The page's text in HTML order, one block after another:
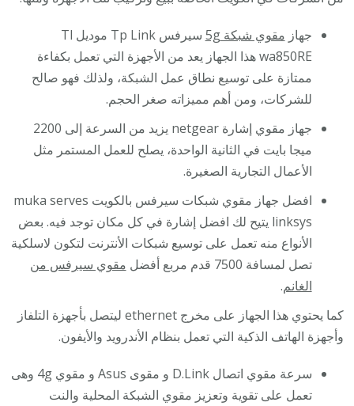
جهاز مقوي شبكة 5g
سيرفس Tp Link موديل Tl
wa850RE هذا الجهاز يعد من الأجهزة التي تعمل بكفاءة
ممتازة على توسيع نطاق عمل الشبكة، ولذلك فهو صالح
للشركات، ومن أهم مميزاته صغر الحجم.
جهاز مقوي إشارة netgear يزيد من السرعة إلى 2200
ميجا بايت في الثانية الواحدة، يصلح للعمل المستمر مثل
الأعمال التجارية الصغيرة.
افضل جهاز مقوي شبكات سيرفس بالكويت muka serves
linksys يتيح لك افضل إشارة في كل مكان توجد فيه. بعض
الأنواع منه تعمل على توسيع شبكات الأنترنت لتكون لاسلكية
تصل لمسافة 7500 قدم مربع أفضل
مقوي سيرفس من
الغانم.
كما يحتوي هذا الجهاز على مخرج ethernet ليتصل بأجهزة التلفاز
وأجهزة الهاتف الذكية التي تعمل بنظام الأندرويد والأيفون.
سرعة مقوي اتصال D.Link و مقوى Asus و مقوي 4g وهى
تعمل على تقوية وتعزيز مقوي الشبكة المحلية والنت